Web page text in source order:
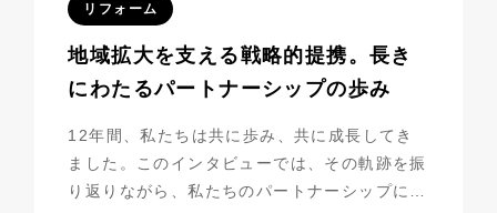
リフォーム
地域拡大を支える戦略的提携。長き
にわたるパートナーシップの歩み
12年間、私たちは共に歩み、共に成長してき
ました。このインタビューでは、その軌跡を振
り返りながら、私たちのパートナーシップにつ